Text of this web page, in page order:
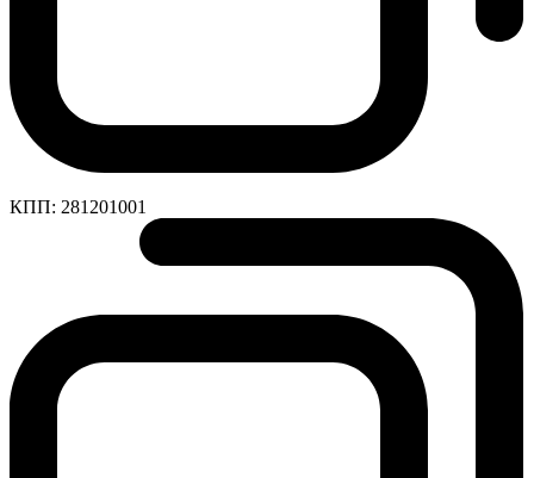
КПП: 281201001